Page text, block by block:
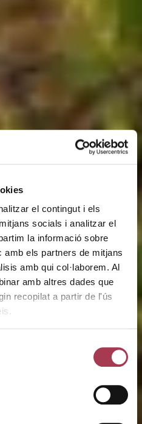
el contingut i els
socials i analitzar el
la informació sobre
els partners de mitjans
amb qui col·laborem. Al
amb altres dades que
recopilat a partir de l'ús